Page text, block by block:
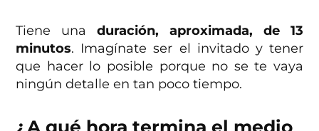
Tiene unaduración, aproximada, de 13
minutos. Imagínate ser el invitado y tener
que hacer lo posible porque no se te vaya
ningún detalle en tan poco tiempo.
¿A qué hora termina el medio